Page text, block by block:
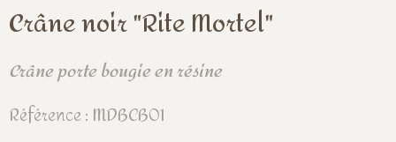
Crâne noir "Rite Mortel"
Crâne porte bougie en résine
Référence : MDBCB01